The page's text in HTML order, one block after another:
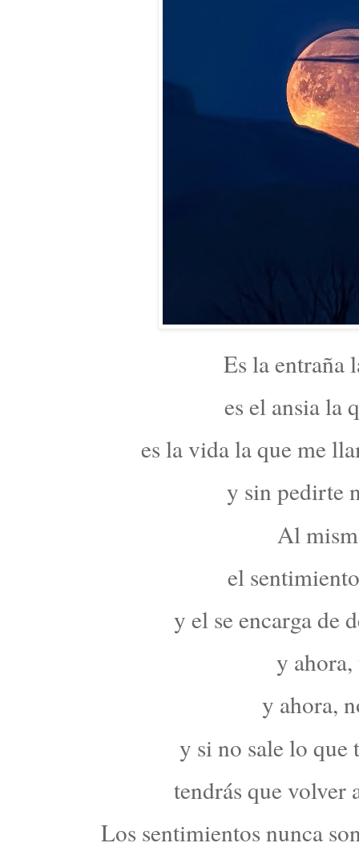
Es la entraña
es el ansia la
es la vida la que me
y sin pedirte
Al
el
y el se encarga de
y
y ahora,
y si no sale lo que
tendrás que volver
Los sentimientos nunca